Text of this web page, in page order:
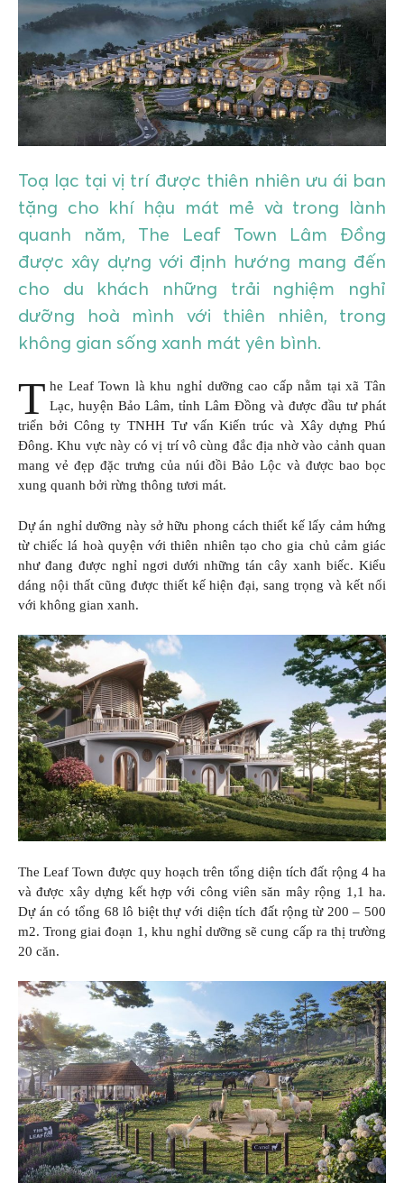
GIÁO DỤC
KỲ NGHỈ & ĐIỂM ĐẾN
QUÀ TẶNG & SỰ KIỆN
LIÊN HỆ
Toạ lạc tại vị trí được thiên nhiên ưu ái ban
tặng cho khí hậu mát mẻ và trong lành
quanh năm, The Leaf Town Lâm Đồng
được xây dựng với định hướng mang đến
cho du khách những trải nghiệm nghỉ
dưỡng hoà mình với thiên nhiên, trong
không gian sống xanh mát yên bình.
T he Leaf Town là khu nghỉ dưỡng cao cấp nằm tại xã Tân
Lạc, huyện Bảo Lâm, tỉnh Lâm Đồng và được đầu tư phát
triển bởi Công ty TNHH Tư vấn Kiến trúc và Xây dựng Phú
Đông. Khu vực này có vị trí vô cùng đắc địa nhờ vào cảnh quan
mang vẻ đẹp đặc trưng của núi đồi Bảo Lộc và được bao bọc
xung quanh bởi rừng thông tươi mát.
Dự án nghỉ dưỡng này sở hữu phong cách thiết kế lấy cảm hứng
từ chiếc lá hoà quyện với thiên nhiên tạo cho gia chủ cảm giác
như đang được nghỉ ngơi dưới những tán cây xanh biếc. Kiểu
dáng nội thất cũng được thiết kế hiện đại, sang trọng và kết nối
với không gian xanh.
The Leaf Town được quy hoạch trên tổng diện tích đất rộng 4 ha
và được xây dựng kết hợp với công viên săn mây rộng 1,1 ha.
Dự án có tổng 68 lô biệt thự với diện tích đất rộng từ 200 – 500
m2. Trong giai đoạn 1, khu nghỉ dưỡng sẽ cung cấp ra thị trường
20 căn.